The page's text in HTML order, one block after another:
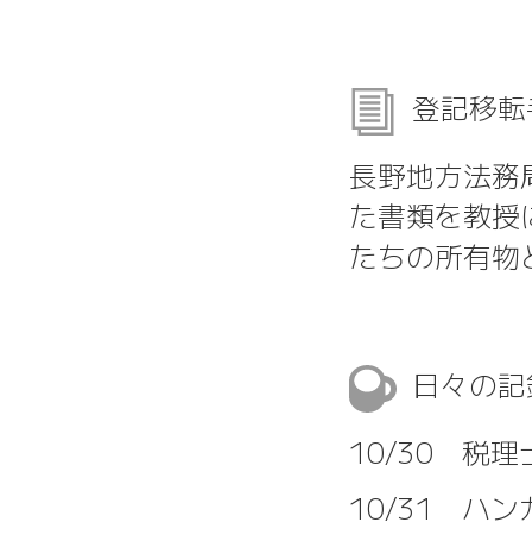
登記移
長野地方法
た書類を教
たちの所有物
日々の
10/30 税理
10/31 ハン